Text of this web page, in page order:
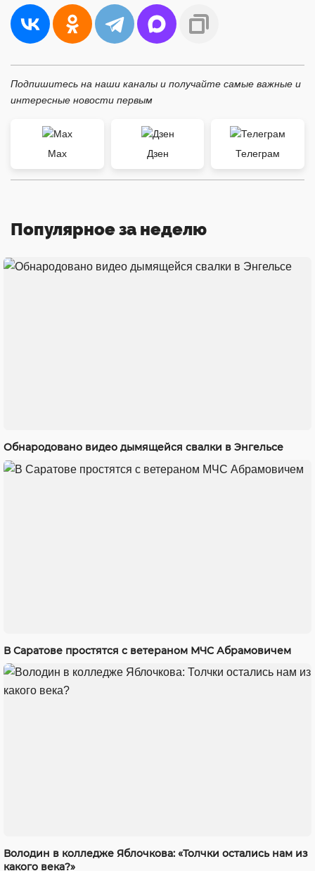
Подпишитесь на наши каналы и получайте самые важные и
интересные новости первым
Max Дзен Телеграм
Популярное за неделю
Обнародовано видео дымящейся свалки в Энгельсе
В Саратове простятся с ветераном МЧС Абрамовичем
Володин в колледже Яблочкова: «Толчки остались нам из
какого века?»